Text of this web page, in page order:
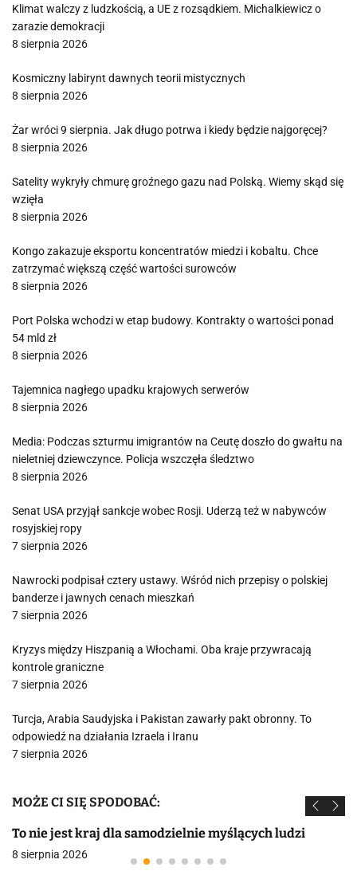
Klimat walczy z ludzkością, a UE z rozsądkiem. Michalkiewicz o
zarazie demokracji
8 sierpnia 2026
Kosmiczny labirynt dawnych teorii mistycznych
8 sierpnia 2026
Żar wróci 9 sierpnia. Jak długo potrwa i kiedy będzie najgoręcej?
8 sierpnia 2026
Satelity wykryły chmurę groźnego gazu nad Polską. Wiemy skąd się
wzięła
8 sierpnia 2026
Kongo zakazuje eksportu koncentratów miedzi i kobaltu. Chce
zatrzymać większą część wartości surowców
8 sierpnia 2026
Port Polska wchodzi w etap budowy. Kontrakty o wartości ponad
54 mld zł
8 sierpnia 2026
Tajemnica nagłego upadku krajowych serwerów
8 sierpnia 2026
Media: Podczas szturmu imigrantów na Ceutę doszło do gwałtu na
nieletniej dziewczynce. Policja wszczęła śledztwo
8 sierpnia 2026
Senat USA przyjął sankcje wobec Rosji. Uderzą też w nabywców
rosyjskiej ropy
7 sierpnia 2026
Nawrocki podpisał cztery ustawy. Wśród nich przepisy o polskiej
banderze i jawnych cenach mieszkań
7 sierpnia 2026
Kryzys między Hiszpanią a Włochami. Oba kraje przywracają
kontrole graniczne
7 sierpnia 2026
Turcja, Arabia Saudyjska i Pakistan zawarły pakt obronny. To
odpowiedź na działania Izraela i Iranu
7 sierpnia 2026
MOŻE CI SIĘ SPODOBAĆ:
To nie jest kraj dla samodzielnie myślących ludzi
8 sierpnia 2026